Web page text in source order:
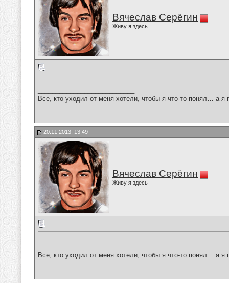
Вячеслав Серёгин
Живу я здесь
Все, кто уходил от меня хотели, чтобы я что-то понял… а
20.11.2013, 13:49
Вячеслав Серёгин
Живу я здесь
Все, кто уходил от меня хотели, чтобы я что-то понял… а